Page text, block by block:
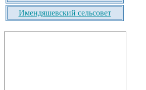
Имендяшевский сельсовет